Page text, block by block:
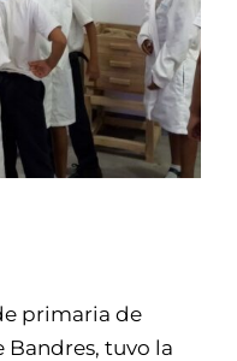
primaria de
Bandres, tuvo la